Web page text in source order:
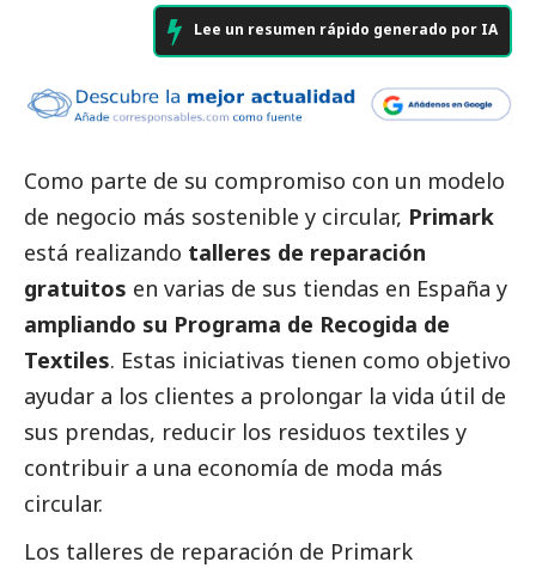
Lee un resumen rápido generado por IA
Como parte de su compromiso con un modelo
de negocio más sostenible y circular, Primark
está realizando talleres de reparación
gratuitos en varias de sus tiendas en España y
ampliando su Programa de Recogida de
Textiles. Estas iniciativas tienen como objetivo
ayudar a los clientes a prolongar la vida útil de
sus prendas, reducir los residuos textiles y
contribuir a una economía de moda más
circular.
Los talleres de reparación de Primark